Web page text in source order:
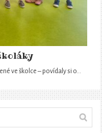
ve školce – povídaly si o…